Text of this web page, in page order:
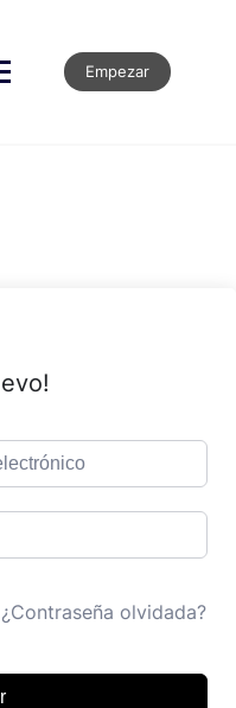
Empezar
¿Contraseña olvidada?